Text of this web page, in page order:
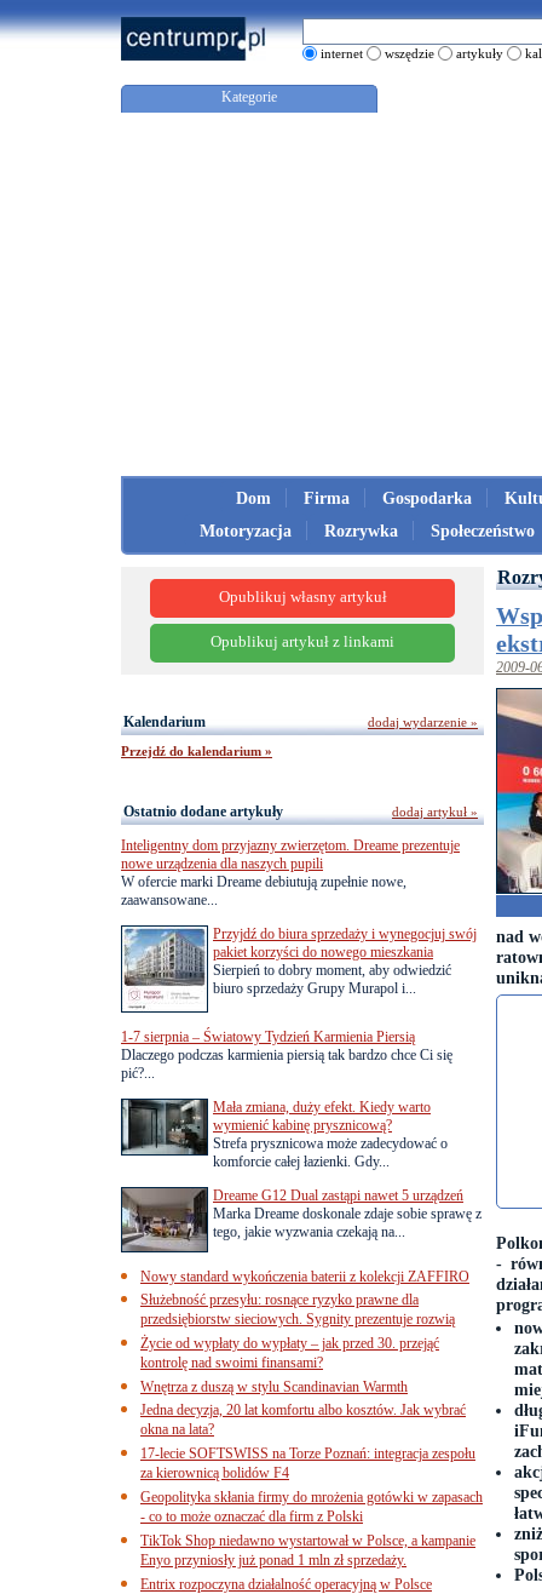
internet wszędzie artykuły
Kategorie
Dom Firma Gospodarka
Motoryzacja
Rozrywka Społeczeństwo
2009-
nad
-
Opublikuj własny artykuł
Opublikuj artykuł z linkami
Kalendarium
Przejdź do kalendarium »
dodaj wydarzenie »
Ostatnio dodane artykuły
Inteligentny dom przyjazny zwierzętom. Dreame prezentuje
nowe urządzenia dla naszych pupili
W ofercie marki Dreame debiutują zupełnie nowe,
zaawansowane...
Przyjdź do biura sprzedaży i wynegocjuj swój
pakiet korzyści do nowego mieszkania
Sierpień to dobry moment, aby odwiedzić
biuro sprzedaży Grupy Murapol i...
1-7 sierpnia – Światowy Tydzień Karmienia Piersią
Dlaczego podczas karmienia piersią tak bardzo chce Ci się
pić?...
Mała zmiana, duży efekt. Kiedy warto
wymienić kabinę prysznicową?
Strefa prysznicowa może zadecydować o
komforcie całej łazienki. Gdy...
Dreame G12 Dual zastąpi nawet 5 urządzeń
Marka Dreame doskonale zdaje sobie sprawę z
tego, jakie wyzwania czekają na...
Nowy standard wykończenia baterii z kolekcji ZAFFIRO
Służebność przesyłu: rosnące ryzyko prawne dla
przedsiębiorstw sieciowych. Sygnity prezentuje rozwią
Życie od wypłaty do wypłaty – jak przed 30. przejąć
kontrolę nad swoimi finansami?
Wnętrza z duszą w stylu Scandinavian Warmth
Jedna decyzja, 20 lat komfortu albo kosztów. Jak wybrać
okna na lata?
17-lecie SOFTSWISS na Torze Poznań: integracja zespołu
za kierownicą bolidów F4
Geopolityka skłania firmy do mrożenia gotówki w zapasach
- co to może oznaczać dla firm z Polski
TikTok Shop niedawno wystartował w Polsce, a kampanie
Enyo przyniosły już ponad 1 mln zł sprzedaży.
Entrix rozpoczyna działalność operacyjną w Polsce
dodaj artykuł »